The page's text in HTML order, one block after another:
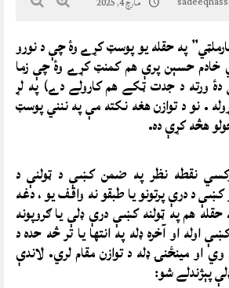
په حقله يو پوسټ کړے وۀ چې د نورو
خادم حسېن پرې هم کمنټ کړے وۀ چې زما
ورته د جدت ټکے هم کارولے دے) په لړ
. نو د توازن هغه نکته مې په ننني پوسټ
هڅه کړې ده.
نقطه نظر په ضمن کښې د ټولنې د
د درې پرتونو يا طبقو نه واقف يو ، دغه
حقله هم په ټولنه کښې درې ډلې يا ګروپونه
اوله او آخره ډله په انتها يا تر څه حده د
او مينځنۍ ډله د توازن مقام لري. لاندې
پېژندلے شو: